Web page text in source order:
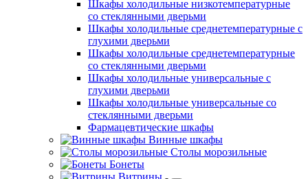
Шкафы холодильные низкотемпературные
со стеклянными дверьми
Шкафы холодильные среднетемпературные с
глухими дверьми
Шкафы холодильные среднетемпературные
со стеклянными дверьми
Шкафы холодильные универсальные с
глухими дверьми
Шкафы холодильные универсальные со
стеклянными дверьми
Фармацевтические шкафы
Винные шкафы
Столы морозильные
Бонеты
Витрины